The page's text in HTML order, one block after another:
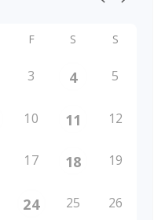
F S S
3 4 5
10 11 12
17 18 19
24 25 26